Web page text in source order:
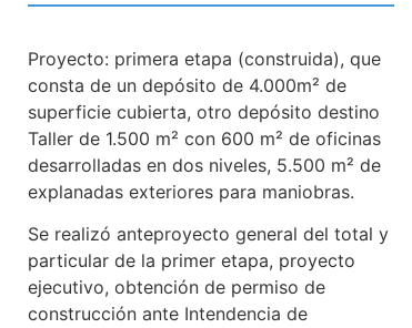
Proyecto: primera etapa (construida), que
consta de un depósito de 4.000m² de
superficie cubierta, otro depósito destino
Taller de 1.500 m² con 600 m² de oficinas
desarrolladas en dos niveles, 5.500 m² de
explanadas exteriores para maniobras.
Se realizó anteproyecto general del total y
particular de la primer etapa, proyecto
ejecutivo, obtención de permiso de
construcción ante Intendencia de